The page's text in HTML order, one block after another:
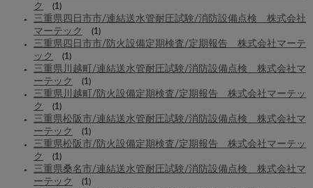
ク
(1)
三重県四日市市/連結送水管耐圧試験/消防設備点検 株式会社
マーテック
(1)
三重県四日市市/防火設備定期検査/定期報告 株式会社マーテ
ック
(1)
三重県川越町/連結送水管耐圧試験/消防設備点検 株式会社マ
ーテック
(1)
三重県川越町/防火設備定期検査/定期報告 株式会社マーテッ
ク
(1)
三重県松阪市/連結送水管耐圧試験/消防設備点検 株式会社マ
ーテック
(1)
三重県松阪市/防火設備定期検査/定期報告 株式会社マーテッ
ク
(1)
三重県桑名市/連結送水管耐圧試験/消防設備点検 株式会社マ
ーテック
(1)